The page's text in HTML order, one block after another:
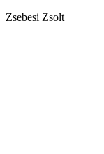
Zsebesi Zsolt